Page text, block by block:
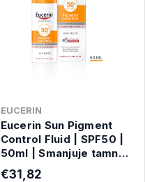
EUCERIN
Eucerin Sun Pigment
Control Fluid | SPF50 |
50ml | Smanjuje tamne
mrlje
€31,82